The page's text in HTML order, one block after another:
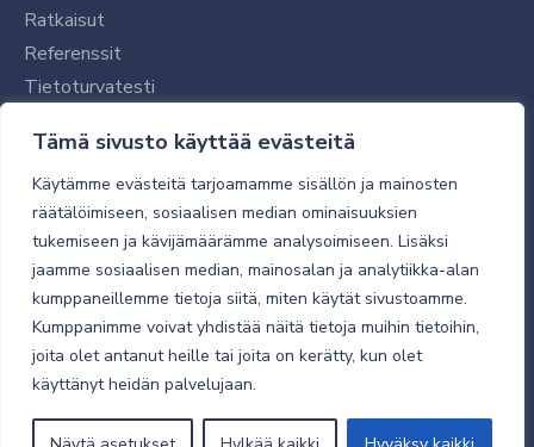
Tämä sivusto käyttää evästeitä
Käytämme evästeitä tarjoamamme sisällön ja mainosten
räätälöimiseen, sosiaalisen median ominaisuuksien
tukemiseen ja kävijämäärämme analysoimiseen. Lisäksi
jaamme sosiaalisen median, mainosalan ja analytiikka-alan
kumppaneillemme tietoja siitä, miten käytät sivustoamme.
Kumppanimme voivat yhdistää näitä tietoja muihin tietoihin,
joita olet antanut heille tai joita on kerätty, kun olet
käyttänyt heidän palvelujaan.
Ratkaisut
Referenssit
Tietoturvatesti
Tilaajalle
Toimitustavat ja -kulut
Verkkokaupan yleiset ehdot
Toimitusehdot
Tietosuojaseloste
Tietoturva
© 2026 Micro Magic